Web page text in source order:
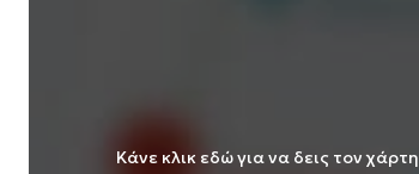
Κάνε κλικ εδώ για να δεις τον χάρτη